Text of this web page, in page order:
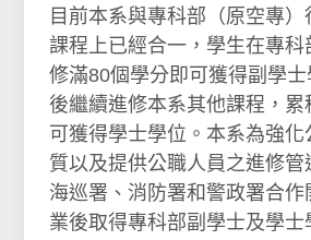
目前本系與專科部（原空專
課程上已經合一，學生在專科
修滿80個學分即可獲得副學
後繼續進修本系其他課程，累
可獲得學士學位。本系為強化
質以及提供公職人員之進修
海巡署、消防署和警政署合作
業後取得專科部副學士及學